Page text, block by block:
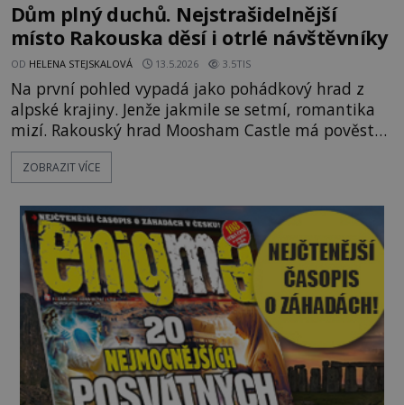
Dům plný duchů. Nejstrašidelnější
místo Rakouska děsí i otrlé návštěvníky
OD HELENA STEJSKALOVÁ 13.5.2026 3.5TIS
Na první pohled vypadá jako pohádkový hrad z
alpské krajiny. Jenže jakmile se setmí, romantika
mizí. Rakouský hrad Moosham Castle má pověst
nejděsivějšího domu v celé zemi. Lidé tu údajně
slyší kroky v prázdných chodbách, šeptání ze zdí i
temná minulost mohla zanechat něco, co se
dodnes nepodařilo vysvětlit. Kamenný hrad stojí v
horách Salcburska u
ZOBRAZIT VÍCE